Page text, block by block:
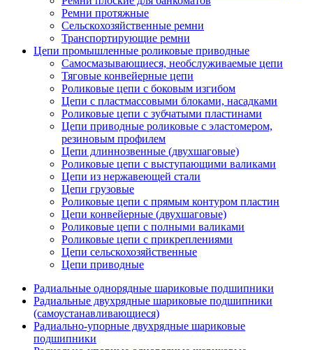
Ремни протяжные
Сельскохозяйственные ремни
Транспортирующие ремни
Цепи промышленные роликовые приводные
Самосмазывающиеся, необслуживаемые цепи
Тяговые конвейерные цепи
Роликовые цепи с боковым изгибом
Цепи с пластмассовыми блоками, насадками
Роликовые цепи с зубчатыми пластинами
Цепи приводные роликовые с эластомером,
резиновым профилем
Цепи длиннозвенные (двухшаговые)
Роликовые цепи с выступающими валиками
Цепи из нержавеющей стали
Цепи грузовые
Роликовые цепи с прямым контуром пластин
Цепи конвейерные (двухшаговые)
Роликовые цепи с полными валиками
Роликовые цепи с прикреплениями
Цепи сельскохозяйственные
Цепи приводные
Радиальные однорядные шариковые подшипники
Радиальные двухрядные шариковые подшипники
(самоустанавливающиеся)
Радиально-упорные двухрядные шариковые
подшипники